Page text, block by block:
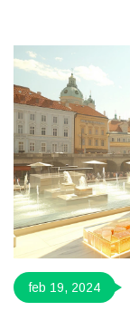
feb 19, 2024